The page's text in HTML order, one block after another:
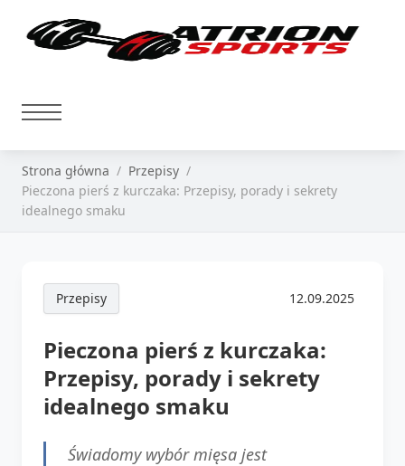
Strona główna
Przepisy
Pieczona pierś z kurczaka: Przepisy, porady i sekrety
idealnego smaku
Przepisy 12.09.2025
Pieczona pierś z kurczaka:
Przepisy, porady i sekrety
idealnego smaku
Świadomy wybór mięsa jest